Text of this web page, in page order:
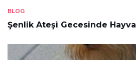
BLOG
Şenlik Ateşi Gecesinde